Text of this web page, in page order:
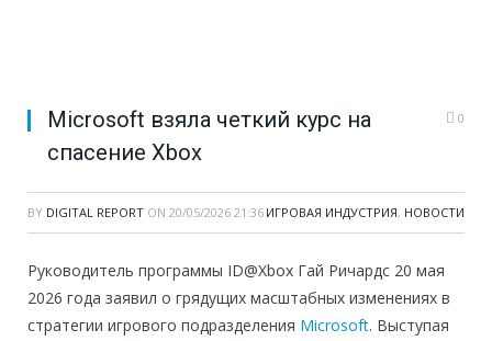
Microsoft взяла четкий курс на
спасение Xbox
0
BY DIGITAL REPORT ON 20/05/2026 21:36 ИГРОВАЯ ИНДУСТРИЯ, НОВОСТИ
Руководитель программы ID@Xbox Гай Ричардс 20 мая
2026 года заявил о грядущих масштабных изменениях в
стратегии игрового подразделения Microsoft. Выступая